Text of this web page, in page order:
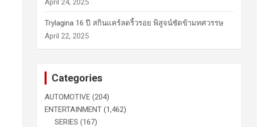
April 24, 2025
Trylagina 16 ปี สกินแคร์ลดริ้วรอย พิสูจน์ชัดข้ามทศวรรษ
April 22, 2025
Categories
AUTOMOTIVE (204)
ENTERTAINMENT (1,462)
SERIES (167)